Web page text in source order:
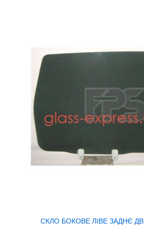
СКЛО БОКОВЕ ЛІВЕ ЗАДНЄ